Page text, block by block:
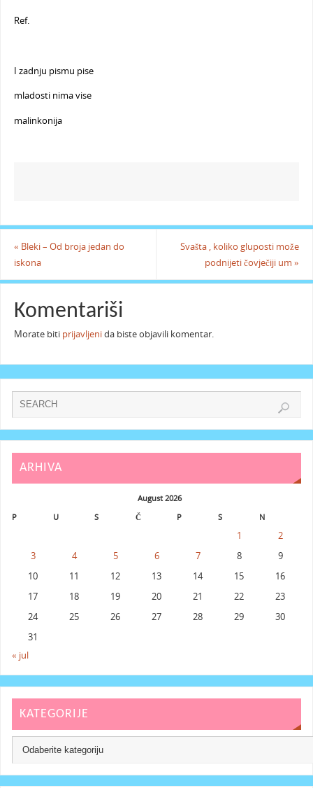
Ref.
I zadnju pismu pise
mladosti nima vise
malinkonija
« Bleki – Od broja jedan do
iskona
Svašta , koliko gluposti može
podnijeti čovječiji um»
Komentariši
Morate biti prijavljenida biste objavili komentar.
ARHIVA
August 2026
P
U S Č P S N
1
2
3
4 5 6 7 8
9
10
11 12 13 14 15
16
17
18 19 20 21 22
23
24
25 26 27 28 29
30
31
« jul
KATEGORIJE